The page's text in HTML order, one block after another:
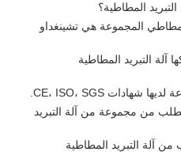
المطاطي المجموعة هي تشينغداو
آلة التبريد المطاطية
من مجموعة من آلة التبريد
من آلة التبريد المطاطية